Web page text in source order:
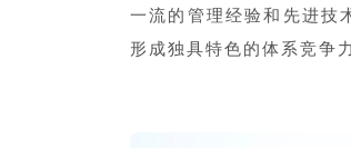
一流的管理经验和先进技
形成独具特色的体系竞争